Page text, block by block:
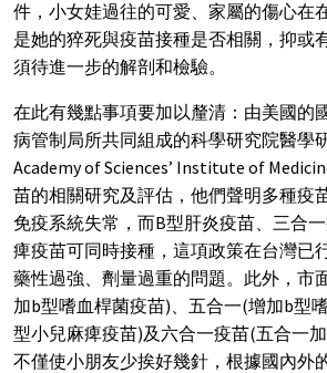
件，小女娃過往的可愛、家屬的傷心在
是她的猝死與疫苗接種是否相關，抑或
須待進一步的解剖和檢驗。
在此有幾點事項要加以釐清：由美國的
病管制局所共同組成的科學研究院醫學
Academy of Sciences’ Institute of
苗的相關研究及評估，他們聲明多種疫
免疫系統失常，而B型肝炎疫苗、三合
痺疫苗可同時接種，這項政策在台灣已
藥性過強、劑量過重的問題。此外，市
加b型嗜血桿菌疫苗)、五合一(增加b型
型小兒麻痺疫苗)及六合一疫苗(五合一
不僅使小朋友少挨好幾針，根據國內外